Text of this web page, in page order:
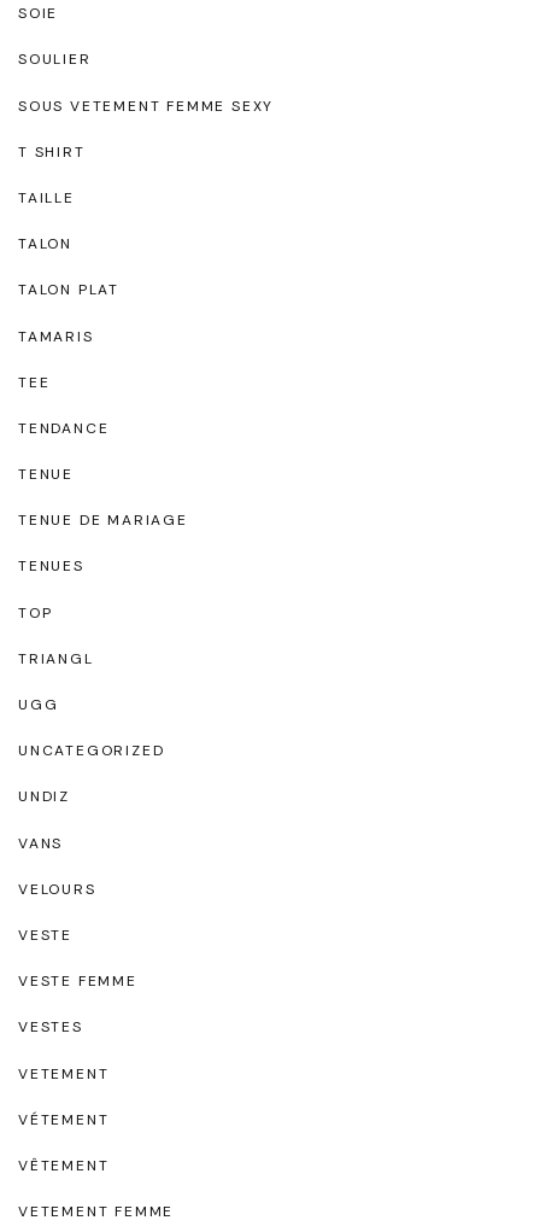
SOIE
SOULIER
SOUS VETEMENT FEMME SEXY
T SHIRT
TAILLE
TALON
TALON PLAT
TAMARIS
TEE
TENDANCE
TENUE
TENUE DE MARIAGE
TENUES
TOP
TRIANGL
UGG
UNCATEGORIZED
UNDIZ
VANS
VELOURS
VESTE
VESTE FEMME
VESTES
VETEMENT
VÉTEMENT
VÊTEMENT
VETEMENT FEMME